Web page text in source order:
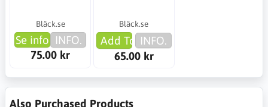
Bläck.se
Se info INFO.
75.00 kr
Bläck.se
Add To Cart
INFO.
65.00 kr
Also Purchased Products